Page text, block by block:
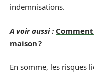
indemnisations.
A voir aussi :
maison ?
En somme, les risques